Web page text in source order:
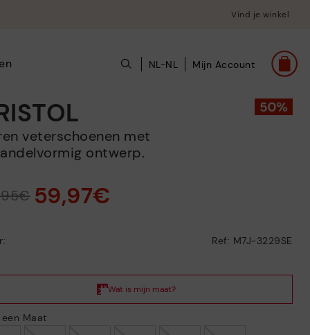
Vind je winkel
NL-NL Mijn Account
ontwerp.
59,97€
Ref: M7J-3229SE
een Maat